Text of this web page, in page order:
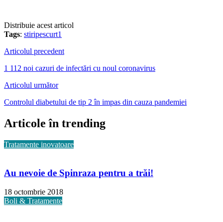
Distribuie acest articol
Tags: stiripescurt1
Articolul precedent
1 112 noi cazuri de infectări cu noul coronavirus
Articolul următor
Controlul diabetului de tip 2 în impas din cauza pandemiei
Articole în trending
Tratamente inovatoare
Au nevoie de Spinraza pentru a trăi!
18 octombrie 2018
Boli & Tratamente